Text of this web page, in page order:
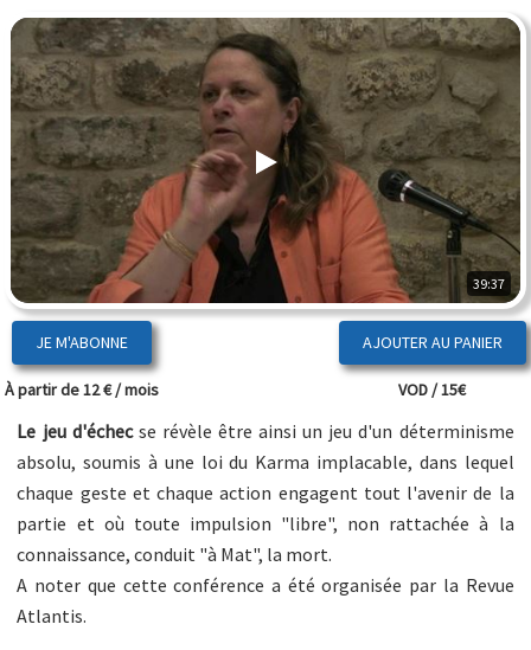
39:37
JE M'ABONNE
À partir de 12 € / mois VOD / 15€
Le jeu d'échecse révèle être ainsi un jeu d'un déterminisme
absolu, soumis à une loi du Karma implacable, dans lequel
chaque geste et chaque action engagent tout l'avenir de la
partie et où toute impulsion "libre", non rattachée à la
connaissance, conduit "à Mat", la mort.
A noter que cette conférence a été organisée par la Revue
Atlantis.